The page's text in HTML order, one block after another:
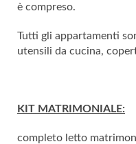
è compreso.
Tutti gli appartamenti
utensili da cucina,
KIT MATRIMONIALE:
completo letto